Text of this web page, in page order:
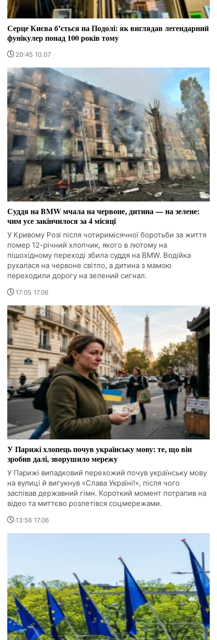
Серце Києва бʼється на Подолі: як виглядав легендарний
фунікулер понад 100 років тому
20:45 10.07
Суддя на BMW мчала на червоне, дитина — на зелене:
чим усе закінчилося за 4 місяці
У Кривому Розі після чотиримісячної боротьби за життя
помер 12-річний хлопчик, якого в лютому на
пішохідному переході збила суддя на BMW. Водійка
рухалася на червоне світло, а дитина з мамою
переходили дорогу на зелений сигнал.
17:05 17.06
У Парижі хлопець почув українську мову: те, що він
зробив далі, зворушило мережу
У Парижі випадковий перехожий почув українську мову
на вулиці й вигукнув «Слава Україні!», після чого
заспівав державний гімн. Короткий момент потрапив на
відео та миттєво розлетівся соцмережами.
13:56 17.06